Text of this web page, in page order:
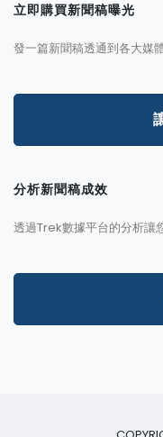
立即購買新聞稿曝光
發一篇新聞稿透通到各大媒
分析新聞稿成效
透過Trek數據平台的分析讓